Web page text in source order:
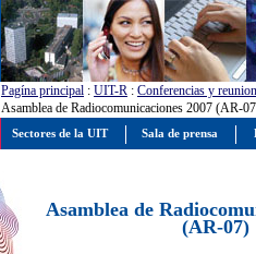
Pagína principal : UIT-R : Conferencias y
Asamblea de Radiocomunicaciones 2007 (AR-
Asamblea de
(AR-07)
Sectores de la UIT Sala de prensa